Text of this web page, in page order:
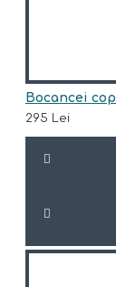
295 Lei